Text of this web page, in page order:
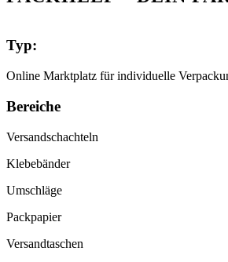
Typ:
Online Marktplatz für individuelle
Bereiche
Versandschachteln
Klebebänder
Umschläge
Packpapier
Versandtaschen